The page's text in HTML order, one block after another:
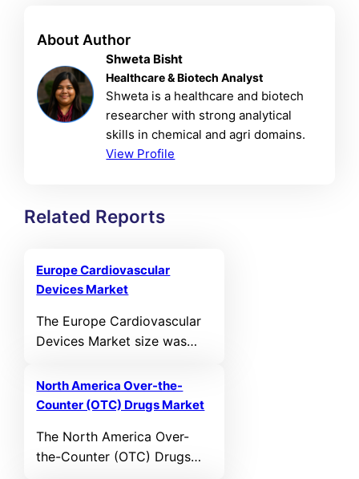
About Author
Shweta Bisht
Healthcare & Biotech Analyst
Shweta is a healthcare and biotech
researcher with strong analytical
skills in chemical and agri domains.
View Profile
Related Reports
Europe Cardiovascular
Devices Market
The Europe Cardiovascular
Devices Market size was
in 2021 and reached USD
14,497.23 MN in 2025. It is
23,398.08 MN by 2032,
growing at a CAGR of 5.97%
North America Over-the-
Counter (OTC) Drugs Market
The North America Over-
the-Counter (OTC) Drugs